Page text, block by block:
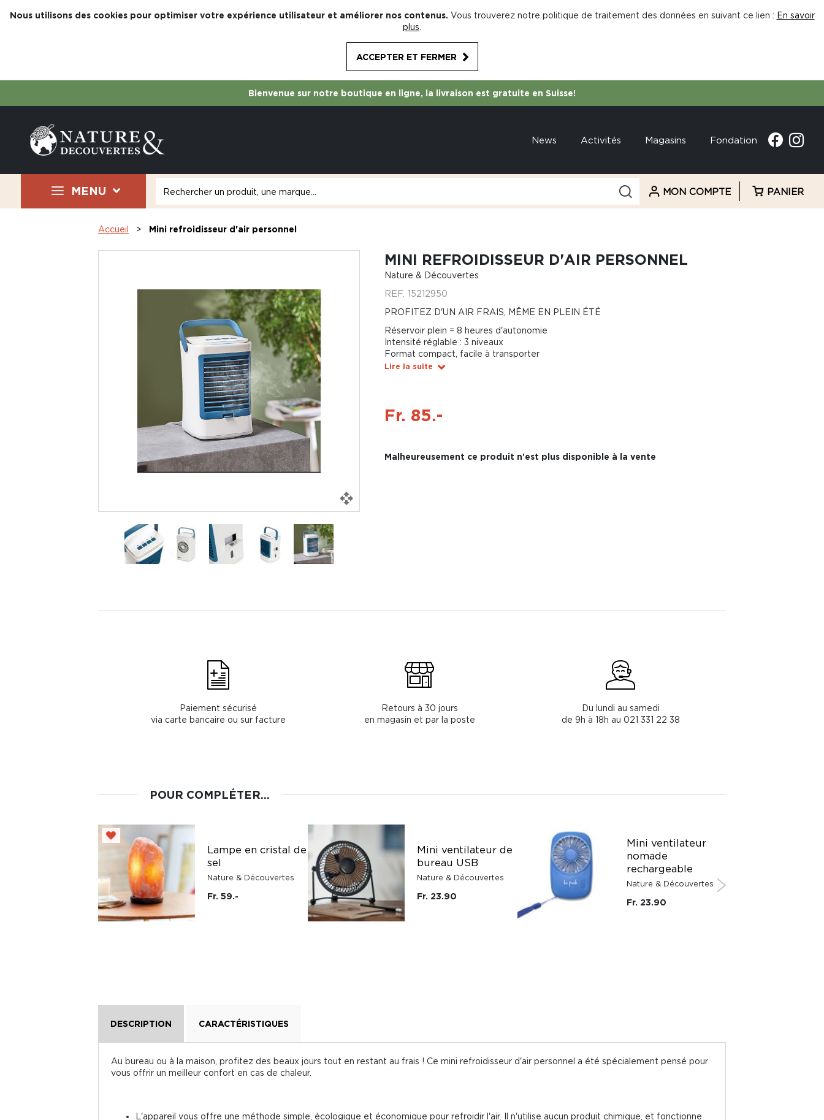
Nous utilisons des cookies pour optimiser votre expérience utilisateur et améliorer nos contenus. Vous trouverez notre politique de traitement des données en suivant ce lien : En savoir
plus
ACCEPTER ET FERMER
Bienvenue sur notre boutique en ligne, la livraison est gratuite en Suisse!
News Activités Magasins Fondation
MENU MON COMPTE PANIER
Accueil Mini refroidisseur d'air personnel
MINI REFROIDISSEUR D'AIR PERSONNEL
Nature & Découvertes
REF. 15212950
PROFITEZ D'UN AIR FRAIS, MÊME EN PLEIN ÉTÉ
Réservoir plein = 8 heures d'autonomie
Intensité réglable : 3 niveaux
Format compact, facile à transporter
Lire la suite
Fr. 85.-
Malheureusement ce produit n'est plus disponible à la vente
Paiement sécurisé
via carte bancaire ou sur facture
Retours à 30 jours
en magasin et par la poste
Du lundi au samedi
de 9h à 18h au 021 331 22 38
POUR COMPLÉTER...
Lampe en cristal de
sel
Nature & Découvertes
Fr. 59.-
Mini ventilateur de
bureau USB
Nature & Découvertes
Fr. 23.90
Mini ventilateur
nomade
rechargeable
Nature & Découvertes
Fr. 23.90
DESCRIPTION CARACTÉRISTIQUES
Au bureau ou à la maison, profitez des beaux jours tout en restant au frais ! Ce mini refroidisseur d'air personnel a été spécialement pensé pour
vous offrir un meilleur confort en cas de chaleur.
L'appareil vous offre une méthode simple, écologique et économique pour refroidir l'air. Il n'utilise aucun produit chimique, et fonctionne